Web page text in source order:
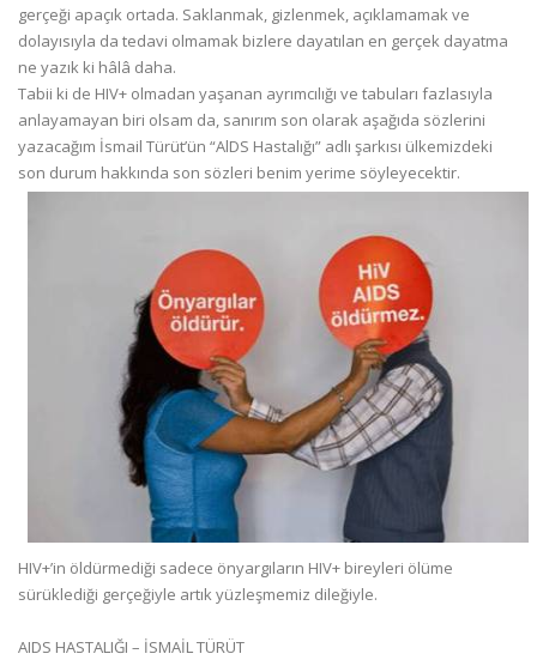
gerçeği apaçık ortada. Saklanmak, gizlenmek, açıklamamak ve
dolayısıyla da tedavi olmamak bizlere dayatılan en gerçek dayatma
ne yazık ki hâlâ daha.
Tabii ki de HIV+ olmadan yaşanan ayrımcılığı ve tabuları fazlasıyla
anlayamayan biri olsam da, sanırım son olarak aşağıda sözlerini
yazacağım İsmail Türüt’ün “AlDS Hastalığı” adlı şarkısı ülkemizdeki
son durum hakkında son sözleri benim yerime söyleyecektir.
HIV+’in öldürmediği sadece önyargıların HIV+ bireyleri ölüme
sürüklediği gerçeğiyle artık yüzleşmemiz dileğiyle.
AIDS HASTALIĞI – İSMAİL TÜRÜT